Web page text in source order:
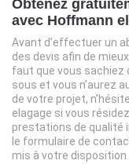
Obtenez
avec Hoffmann
Avant d’effectuer un
des devis afin de
faut que vous sachiez
sous et vous n’aurez
de votre projet,
elagage si vous
prestations de qualité
le formulaire de
mis à votre disposition.